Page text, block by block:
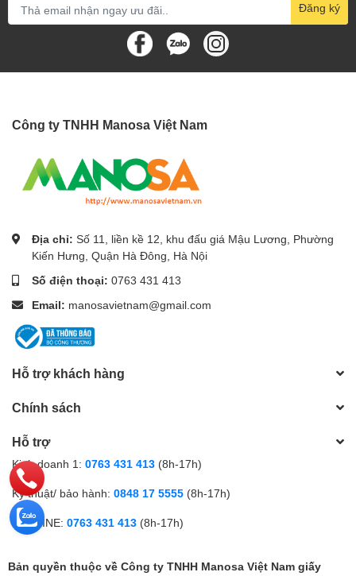
Đăng ký
Công ty TNHH Manosa Việt Nam
Địa chỉ: Số 11, liền kề 12, khu đấu giá Mậu Lương, Phường
Kiến Hưng, Quận Hà Đông, Hà Nội
Số điện thoại: 0763 431 413
Email: manosavietnam@gmail.com
Hỗ trợ khách hàng
Chính sách
Hỗ trợ
Kinh doanh 1: 0763 431 413 (8h-17h)
Kỹ thuật/ bảo hành: 0848 17 5555 (8h-17h)
HOTLINE: 0763 431 413 (8h-17h)
Bản quyền thuộc về Công ty TNHH Manosa Việt Nam giấy